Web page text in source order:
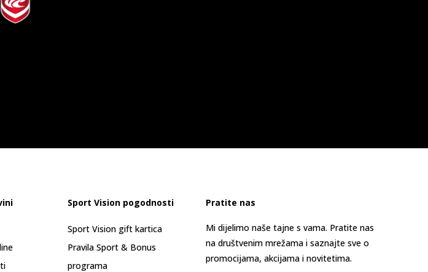
Sport Vision pogodnosti
Sport Vision gift kartica
Pravila Sport & Bonus
programa
Pratite nas
Mi dijelimo naše tajne s vama. Pratite nas
na društvenim mrežama i saznajte sve o
promocijama, akcijama i novitetima.